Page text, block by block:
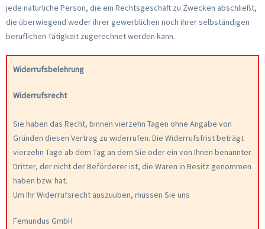
jede natürliche Person, die ein Rechtsgeschäft zu Zwecken abschließt,
die überwiegend weder ihrer gewerblichen noch ihrer selbständigen
beruflichen Tätigkeit zugerechnet werden kann.
Widerrufsbelehrung
Widerrufsrecht
Sie haben das Recht, binnen vierzehn Tagen ohne Angabe von
Gründen diesen Vertrag zu widerrufen. Die Widerrufsfrist beträgt
vierzehn Tage ab dem Tag an dem Sie oder ein von Ihnen benannter
Dritter, der nicht der Beförderer ist, die Waren in Besitz genommen
haben bzw. hat.
Um Ihr Widerrufsrecht auszuüben, müssen Sie uns
Femundus GmbH